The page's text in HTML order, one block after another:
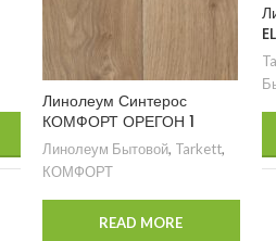
Линолеум Синтерос
КОМФОРТ ОРЕГОН 1
Линолеум Бытовой, Tarkett,
КОМФОРТ
READ MORE